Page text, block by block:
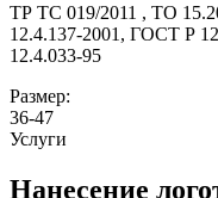
ТР ТС 019/2011 , ТО
12.4.137-2001, ГОСТ Р
12.4.033-95
Размер:
36-47
Услуги
Нанесение